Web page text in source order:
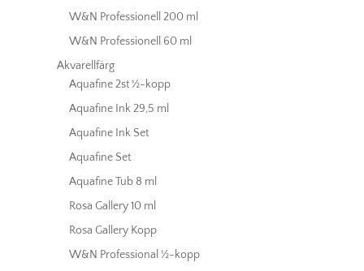
W&N Professionell 200 ml
W&N Professionell 60 ml
Akvarellfärg
Aquafine 2st ½-kopp
Aquafine Ink 29,5 ml
Aquafine Ink Set
Aquafine Set
Aquafine Tub 8 ml
Rosa Gallery 10 ml
Rosa Gallery Kopp
W&N Professional ½-kopp